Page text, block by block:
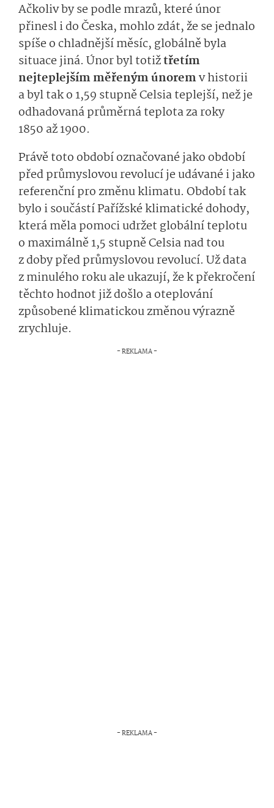
Ačkoliv by se podle mrazů, které únor
přinesl i do Česka, mohlo zdát, že se jednalo
spíše o chladnější měsíc, globálně byla
situace jiná. Únor byl totižtřetím
nejteplejším měřeným únoremv historii
a byl tak o 1,59 stupně Celsia teplejší, než je
odhadovaná průměrná teplota za roky
1850 až 1900.
Právě toto období označované jako období
před průmyslovou revolucí je udávané i jako
referenční pro změnu klimatu. Období tak
bylo i součástí Pařížské klimatické dohody,
která měla pomoci udržet globální teplotu
o maximálně 1,5 stupně Celsia nad tou
z doby před průmyslovou revolucí. Už data
z minulého roku ale ukazují, že k překročení
těchto hodnot již došlo a oteplování
způsobené klimatickou změnou výrazně
zrychluje.